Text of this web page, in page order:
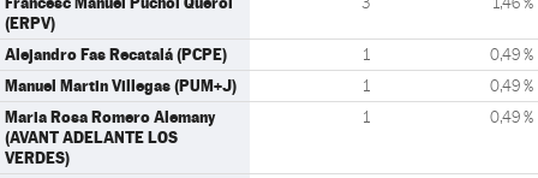
(ERPV)
Alejandro Fas Recatalá (PCPE) 1 0,49 %
Manuel Martin Villegas (PUM+J) 1 0,49 %
Maria Rosa Romero Alemany
(AVANT ADELANTE LOS
VERDES)
1 0,49 %